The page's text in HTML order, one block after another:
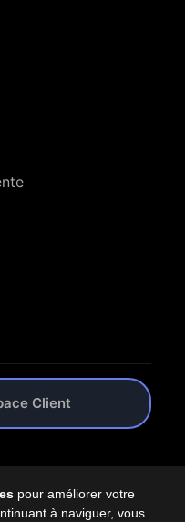
pour améliorer votre
à naviguer, vous
Client